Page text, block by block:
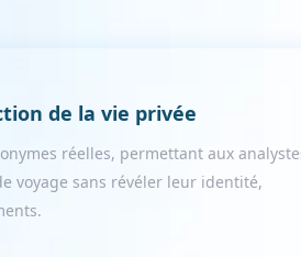
de la vie privée
réelles, permettant aux
voyage sans révéler leur identité,